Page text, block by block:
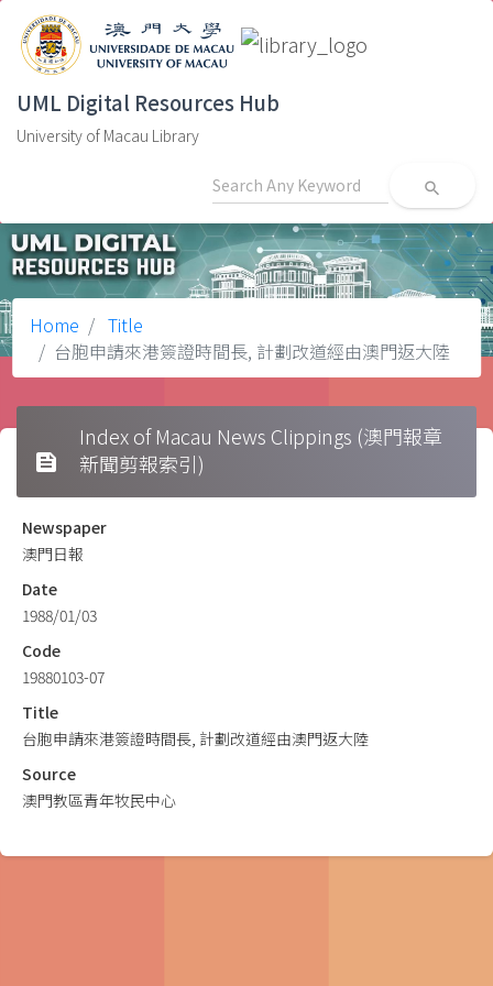
UML Digital Resources Hub
University of Macau Library
search
Home
Title
台胞申請來港簽證時間長, 計劃改道經由澳門返大陸
feed
Index of Macau News Clippings (澳門報章
新聞剪報索引)
Newspaper
澳門日報
Date
1988/01/03
Code
19880103-07
Title
台胞申請來港簽證時間長, 計劃改道經由澳門返大陸
Source
澳門教區青年牧民中心